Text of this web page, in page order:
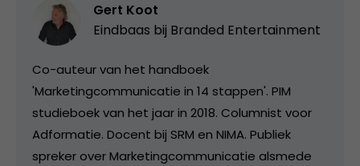
Gert Koot
Eindbaas bij Branded Entertainment
Co-auteur van het handboek
'Marketingcommunicatie in 14 stappen'. PIM
studieboek van het jaar in 2018. Columnist voor
Adformatie. Docent bij SRM en NIMA. Publiek
spreker over Marketingcommunicatie alsmede